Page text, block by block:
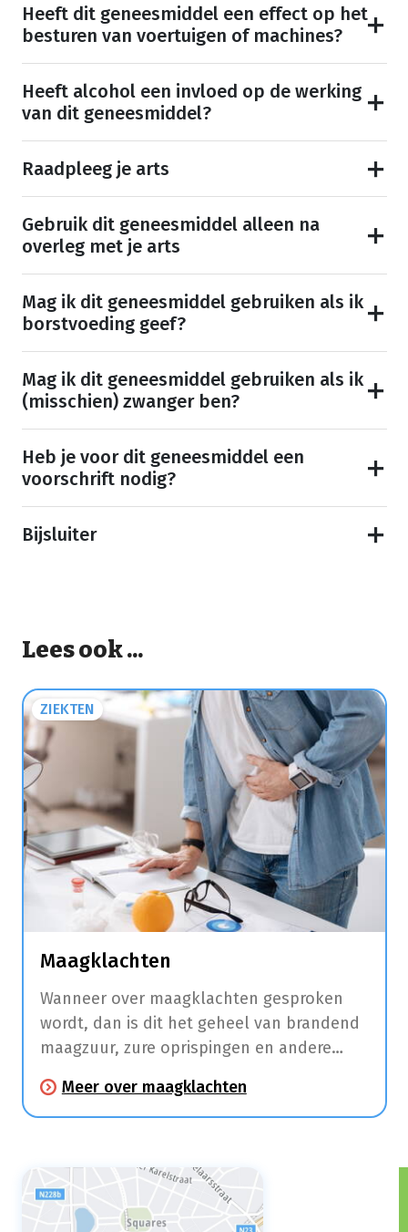
Heeft dit geneesmiddel een effect op het
besturen van voertuigen of machines?
Heeft alcohol een invloed op de werking
van dit geneesmiddel?
Raadpleeg je arts
Gebruik dit geneesmiddel alleen na
overleg met je arts
Mag ik dit geneesmiddel gebruiken als ik
borstvoeding geef?
Mag ik dit geneesmiddel gebruiken als ik
(misschien) zwanger ben?
Heb je voor dit geneesmiddel een
voorschrift nodig?
Bijsluiter
Lees ook ...
ZIEKTEN
Maagklachten
Wanneer over maagklachten gesproken
wordt, dan is dit het geheel van brandend
maagzuur, zure oprispingen en andere
spijsverteringsproblemen.
Meer over maagklachten